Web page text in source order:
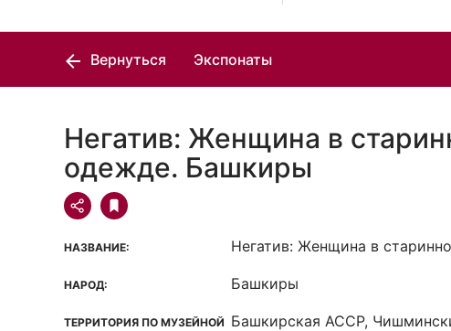
Вернуться Экспонаты
Негатив: Женщина в
одежде. Башкиры
НАЗВАНИЕ: Негатив: Женщина в
НАРОД: Башкиры
ТЕРРИТОРИЯ ПО МУЗЕЙНОЙ Башкирская ACCP,